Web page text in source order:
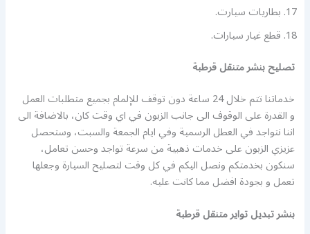
بطاريات سيارت.
قطع غيار سيارات.
تصليح بنشر متنقل قرطبة
خدماتنا تتم خلال 24 ساعة دون توقف للإلمام بجميع متطلبات العمل
و القدرة على الوقوف الى جانب الزبون في اي وقت كان، بالاضافة الى
اننا نتواجد في العطل الرسمية وفي ايام الجمعة والسبت، وستحصل
عزيزي الزبون على خدمات ذهبية من سرعة تواجد وحسن تعامل،
سنكون بخدمتكم ونصل اليكم في كل وقت لتصليح السيارة وجعلها
تعمل و بجودة افضل مما كانت عليه.
بنشر تبديل تواير متنقل قرطبة